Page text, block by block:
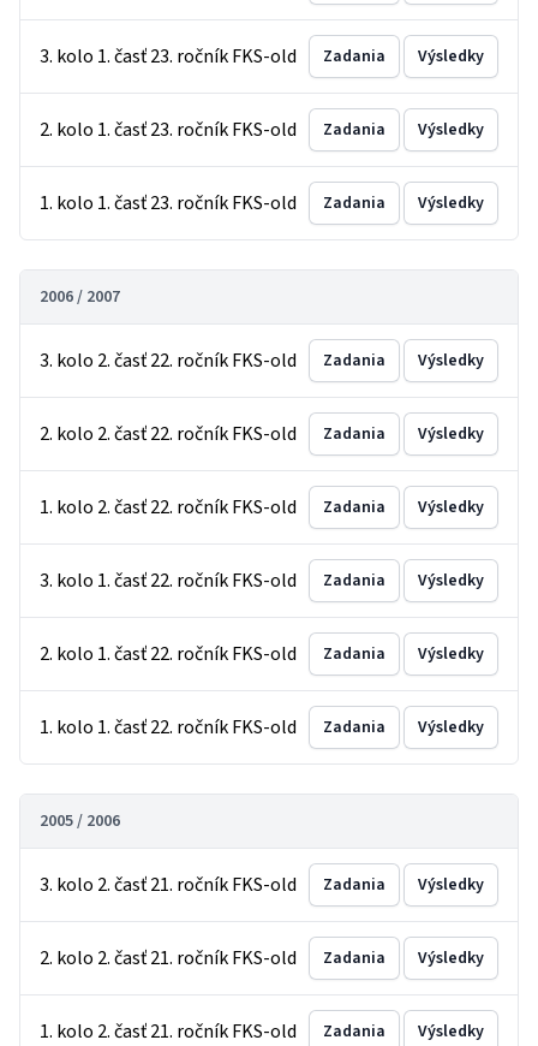
3. kolo 1. časť 23. ročník FKS-old Zadania Výsledky
2. kolo 1. časť 23. ročník FKS-old Zadania Výsledky
1. kolo 1. časť 23. ročník FKS-old Zadania Výsledky
2006 / 2007
3. kolo 2. časť 22. ročník FKS-old Zadania Výsledky
2. kolo 2. časť 22. ročník FKS-old Zadania Výsledky
1. kolo 2. časť 22. ročník FKS-old Zadania Výsledky
3. kolo 1. časť 22. ročník FKS-old Zadania Výsledky
2. kolo 1. časť 22. ročník FKS-old Zadania Výsledky
1. kolo 1. časť 22. ročník FKS-old Zadania Výsledky
2005 / 2006
3. kolo 2. časť 21. ročník FKS-old Zadania Výsledky
2. kolo 2. časť 21. ročník FKS-old Zadania Výsledky
1. kolo 2. časť 21. ročník FKS-old Zadania Výsledky